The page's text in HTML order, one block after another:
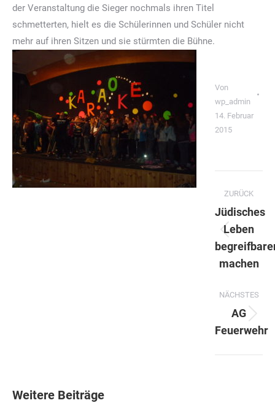
der Veranstaltung die Sieger nochmals ihren Titel
schmetterten, hielt es die Schülerinnen und Schüler nicht
mehr auf ihren Sitzen und sie stürmten die Bühne.
Von
wp_admin
14. Februar
2015
Kommentarnavigation
ZURÜCK
Beitrag:
Jüdisches
Leben
machen
NÄCHSTES
Nächster
Beitrag:
AG
Feuerwehr
Weitere Beiträge